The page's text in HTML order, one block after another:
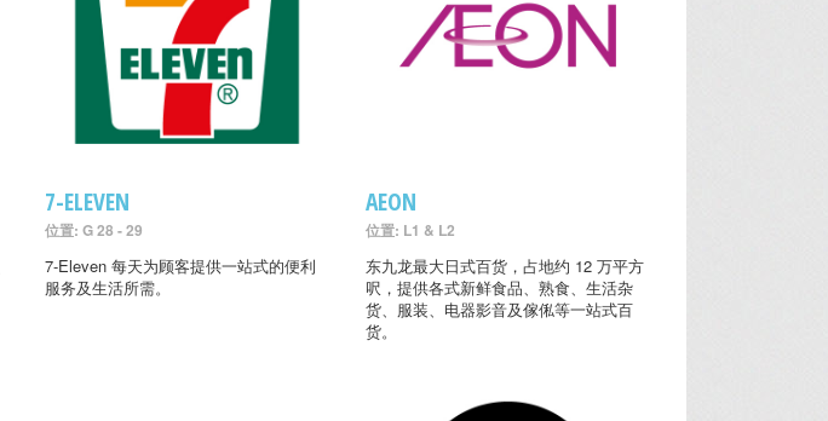
7-ELEVEN
位置: G 28 - 29
7-Eleven 每天为顾客提供一站式的便利
服务及生活所需。
AEON
位置: L1 & L2
东九龙最大日式百货，占地约 12 万平方
呎，提供各式新鲜食品、熟食、生活杂
货、服装、电器影音及傢俬等一站式百
货。